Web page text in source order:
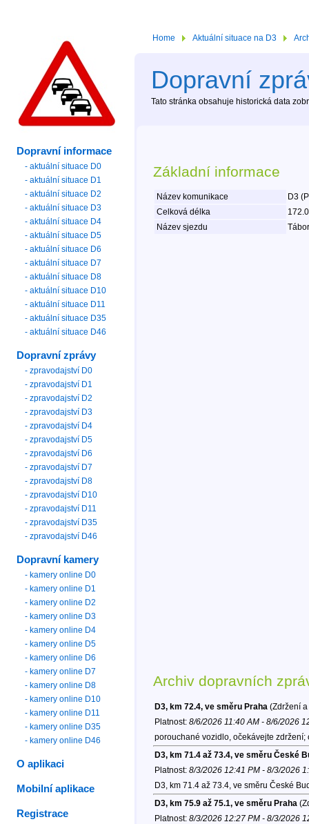
Home Aktuální situace na D3
Dopravní
Tato stránka obsahuje historická data
Základní informace
Název komunikace
D3
Celková délka
Název sjezdu
Archiv dopravních
D3, km 72.4, ve směru Praha (Zdržení
Platnost: 8/6/2026 11:40 AM - 8/6/2026
porouchané vozidlo, očekávejte zdržení;
D3, km 71.4 až 73.4, ve směru České
Platnost: 8/3/2026 12:41 PM - 8/3/2026
D3, km 71.4 až 73.4, ve směru České
D3, km 75.9 až 75.1, ve směru Praha
Platnost: 8/3/2026 12:27 PM - 8/3/2026
Dopravní informace
- aktuální situace D0
- aktuální situace D1
- aktuální situace D2
- aktuální situace D3
- aktuální situace D4
- aktuální situace D5
- aktuální situace D6
- aktuální situace D7
- aktuální situace D8
- aktuální situace D10
- aktuální situace D11
- aktuální situace D35
- aktuální situace D46
Dopravní zprávy
- zpravodajství D0
- zpravodajství D1
- zpravodajství D2
- zpravodajství D3
- zpravodajství D4
- zpravodajství D5
- zpravodajství D6
- zpravodajství D7
- zpravodajství D8
- zpravodajství D10
- zpravodajství D11
- zpravodajství D35
- zpravodajství D46
Dopravní kamery
- kamery online D0
- kamery online D1
- kamery online D2
- kamery online D3
- kamery online D4
- kamery online D5
- kamery online D6
- kamery online D7
- kamery online D8
- kamery online D10
- kamery online D11
- kamery online D35
- kamery online D46
O aplikaci
Mobilní aplikace
Registrace